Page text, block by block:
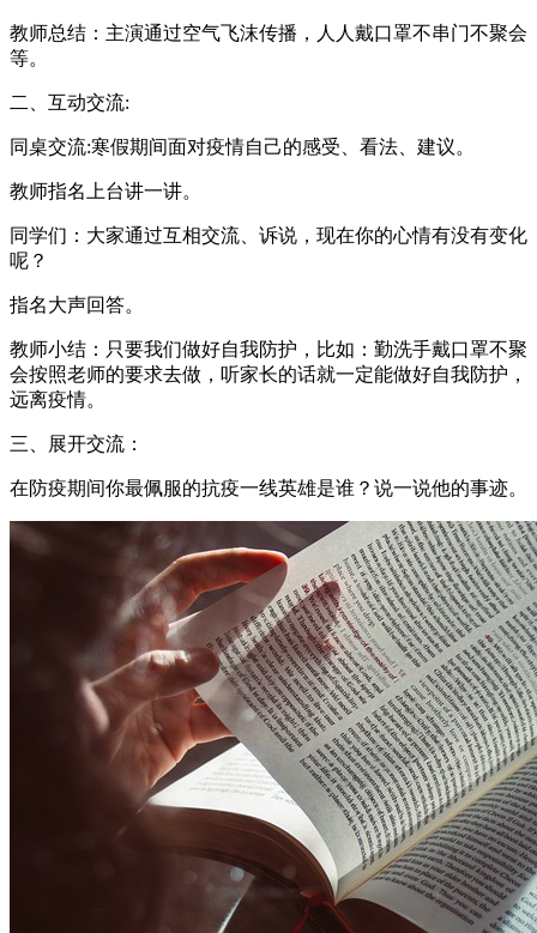
教师总结：主演通过空气飞沫传播，人人戴口罩不串门不聚会
等。
二、互动交流:
同桌交流:寒假期间面对疫情自己的感受、看法、建议。
教师指名上台讲一讲。
同学们：大家通过互相交流、诉说，现在你的心情有没有变化
呢？
指名大声回答。
教师小结：只要我们做好自我防护，比如：勤洗手戴口罩不聚
会按照老师的要求去做，听家长的话就一定能做好自我防护，
远离疫情。
三、展开交流：
在防疫期间你最佩服的抗疫一线英雄是谁？说一说他的事迹。